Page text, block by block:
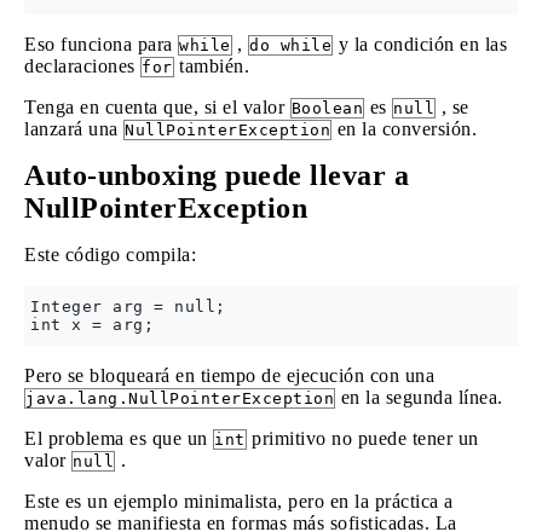
Eso funciona para while , do while y la condición en las
declaraciones for también.
Tenga en cuenta que, si el valor Boolean es null , se
lanzará una NullPointerException en la conversión.
Auto-unboxing puede llevar a
NullPointerException
Este código compila:
Integer arg = null;
Pero se bloqueará en tiempo de ejecución con una
java.lang.NullPointerException en la segunda línea.
El problema es que un int primitivo no puede tener un
valor null .
Este es un ejemplo minimalista, pero en la práctica a
menudo se manifiesta en formas más sofisticadas. La